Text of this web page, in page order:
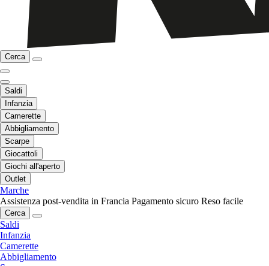
Cerca
Saldi
Infanzia
Camerette
Abbigliamento
Scarpe
Giocattoli
Giochi all'aperto
Outlet
Marche
Assistenza post-vendita in Francia Pagamento sicuro Reso facile
Cerca
Saldi
Infanzia
Camerette
Abbigliamento